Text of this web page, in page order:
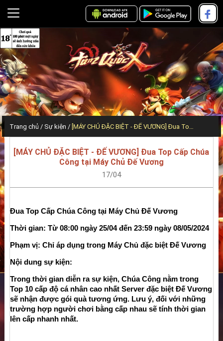
Trang chủ Sự kiện
[MÁY CHỦ ĐẶC BIỆT - ĐẾ VƯƠNG] Đua Top Cấp Chúa
Công tại Máy Chủ Đế Vương
17/04
Đua Top Cấp Chúa Công tại Máy Chủ Đế Vương
Thời gian: Từ 08:00 ngày 25/04 đến 23:59 ngày 08/05/2024
Phạm vị: Chỉ áp dụng trong Máy Chủ đặc biệt Đế Vương
Nội dung sự kiện:
Trong thời gian diễn ra sự kiện, Chúa Công nằm trong
Top 10 cấp độ cá nhân cao nhất Server đặc biệt Đế Vương
sẽ nhận được gói quà tương ứng. Lưu ý, đối với những
trường hợp người chơi bằng cấp nhau sẽ tính thời gian
lên cấp nhanh nhất.